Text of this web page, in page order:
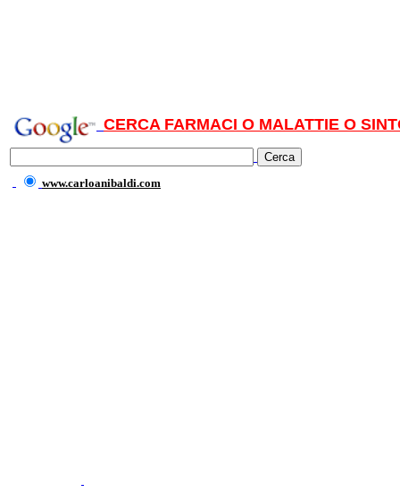
CERCA FARMACI O MALATTIE O
www.carloanibaldi.com